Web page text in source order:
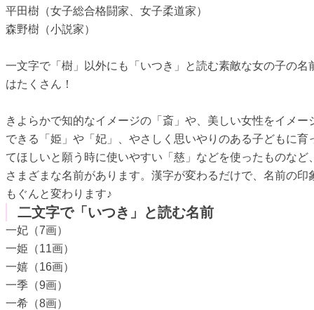
平田樹（女子総合格闘家、女子柔道家）
森野樹（小説家）
一文字で「樹」以外にも「いつき」と読む素敵な女の子の名
はたくさん！
きよらかで知的なイメージの「斎」や、美しい女性をイメー
できる「姫」や「妃」、やさしく思いやりのある子どもに育
てほしいと願う時に使いやすい「慈」などを使ったものなど
さまざまな名前があります。漢字が変わるだけで、名前の印
もぐんと変わります♪
二文字で「いつき」と読む名前
一妃（7画）
一姫（11画）
一嬉（16画）
一季（9画）
一希（8画）